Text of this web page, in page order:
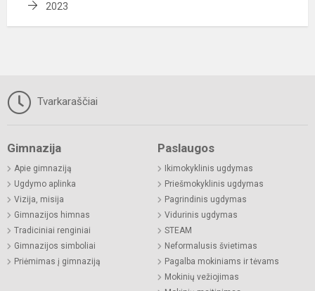
2023
Tvarkaraščiai
Gimnazija
Apie gimnaziją
Ugdymo aplinka
Vizija, misija
Gimnazijos himnas
Tradiciniai renginiai
Gimnazijos simboliai
Priėmimas į gimnaziją
Paslaugos
Ikimokyklinis ugdymas
Priešmokyklinis ugdymas
Pagrindinis ugdymas
Vidurinis ugdymas
STEAM
Neformalusis švietimas
Pagalba mokiniams ir tėvams
Mokinių vežiojimas